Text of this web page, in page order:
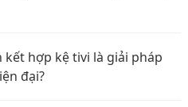
kết hợp kệ tivi là giải pháp
đại?